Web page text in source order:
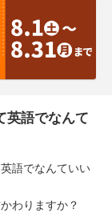
英語でなんて
語でなんていい
わりますか？